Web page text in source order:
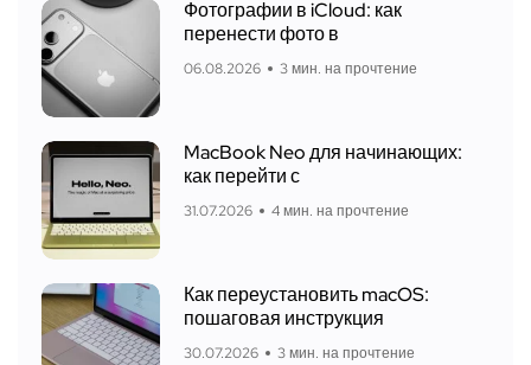
Фотографии в iCloud: как
перенести фото в
06.08.2026 3 мин. на прочтение
MacBook Neo для начинающих:
как перейти с
31.07.2026 4 мин. на прочтение
Как переустановить macOS:
пошаговая инструкция
30.07.2026 3 мин. на прочтение